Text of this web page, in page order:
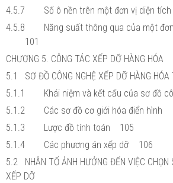
4.5.7 Số ô nền trên một đơn vị diện
4.5.8
Năng suất thông qua của một
101
CHƯƠNG 5. CÔNG TÁC XẾP DỠ HÀNG HÓA
5.1
SƠ ĐỒ CÔNG NGHỆ XẾP DỠ HÀNG HÓA
5.1.1
Khái niệm và kết cấu của sơ đồ
5.1.2
Các sơ đồ cơ giới hóa điển hình
5.1.3
Lược đồ tính toán
105
5.1.4
Các phương án xếp dỡ
106
5.2
NHÂN TỐ ẢNH HƯỞNG ĐẾN VIỆC CHỌN
XẾP DỠ